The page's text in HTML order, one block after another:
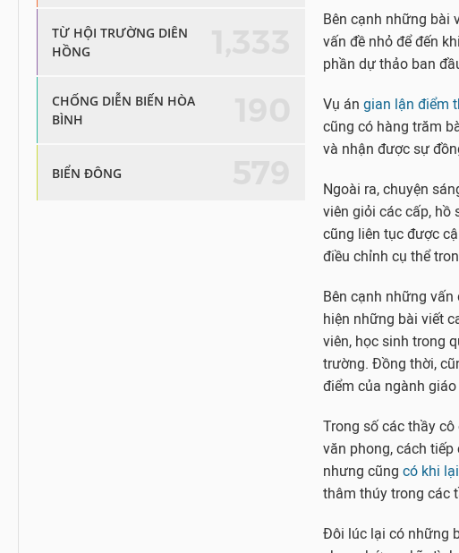
TỪ HỘI TRƯỜNG DIÊN
HỒNG
CHỐNG DIỄN BIẾN HÒA
BÌNH
BIỂN ĐÔNG
Bên cạnh những bài
vấn đề nhỏ để đến
phần dự thảo ban
Vụ án gian lận điểm
cũng có hàng trăm
và nhận được sự
Ngoài ra, chuyện
viên giỏi các cấp, hồ
cũng liên tục được
điều chỉnh cụ thể
Bên cạnh những
hiện những bài viết
viên, học sinh trong
trường. Đồng thời,
điểm của ngành
Trong số các thầy
văn phong, cách tiếp
nhưng cũng có khi
thâm thúy trong các
Đôi lúc lại có những